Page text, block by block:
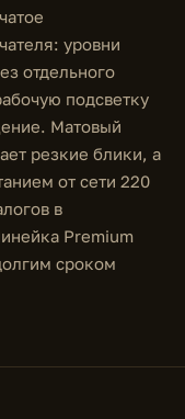
уровни
отдельного
подсветку
Матовый
резкие блики, а
от сети 220
в
Premium
сроком